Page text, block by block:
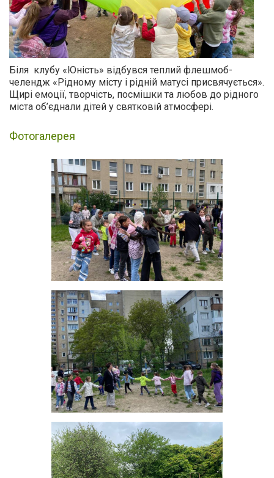
Біля клубу «Юність» відбувся теплий флешмоб-
челендж «Рідному місту і рідній матусі присвячується».
Щирі емоції, творчість, посмішки та любов до рідного
міста об’єднали дітей у святковій атмосфері.
Фотогалерея